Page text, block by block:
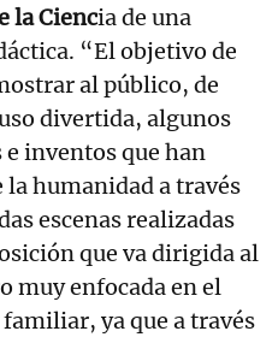
la Ciencia de una
“El objetivo de
al público, de
divertida, algunos
inventos que han
humanidad a través
escenas realizadas
que va dirigida al
muy enfocada en el
ya que a través